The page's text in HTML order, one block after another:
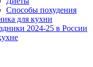
Способы похудения
для кухни
2024-25 в России